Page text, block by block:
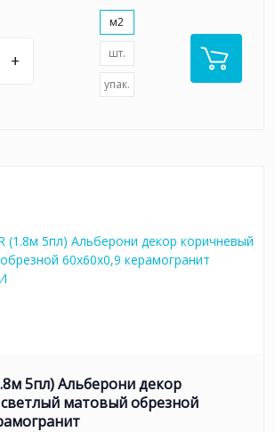
+
м2
шт.
упак.
5пл) Альберони декор
матовый обрезной